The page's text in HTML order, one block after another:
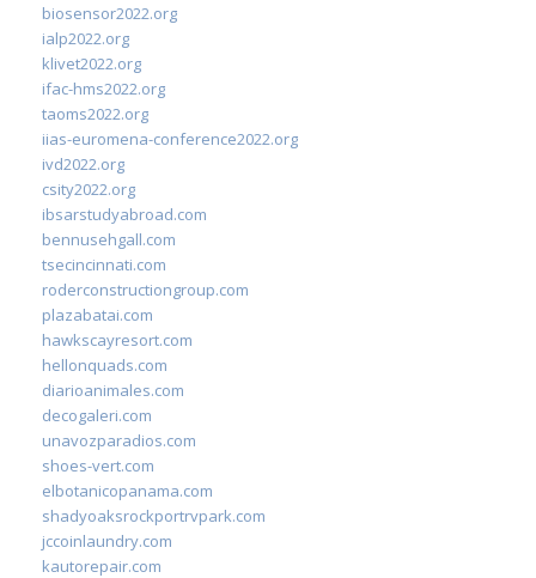
biosensor2022.org
ialp2022.org
klivet2022.org
ifac-hms2022.org
taoms2022.org
iias-euromena-conference2022.org
ivd2022.org
csity2022.org
ibsarstudyabroad.com
bennusehgall.com
tsecincinnati.com
roderconstructiongroup.com
plazabatai.com
hawkscayresort.com
hellonquads.com
diarioanimales.com
decogaleri.com
unavozparadios.com
shoes-vert.com
elbotanicopanama.com
shadyoaksrockportrvpark.com
jccoinlaundry.com
kautorepair.com